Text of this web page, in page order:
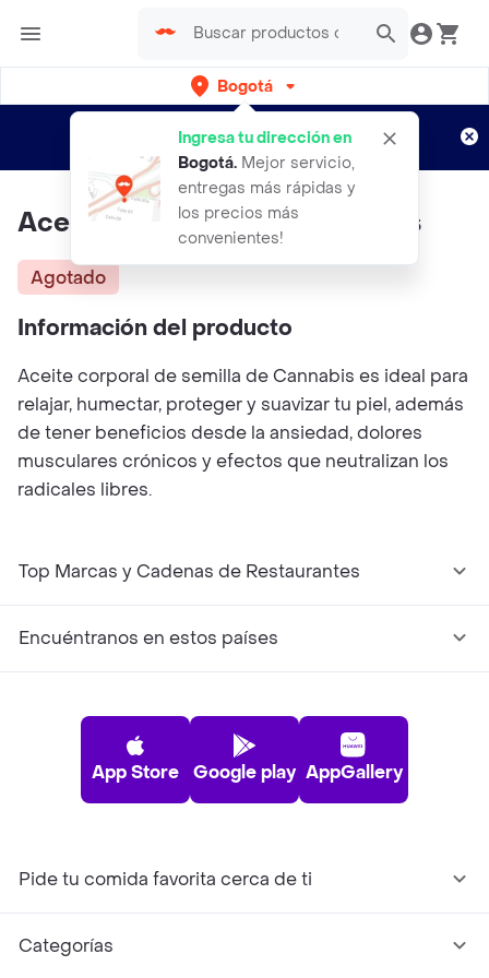
Bogotá
Ingresa tu dirección en
Bogotá. Mejor servicio,
entregas más rápidas y
los precios más
convenientes!
envíos gratis por semanas
Aplican TyC
Aceite Cannabis X250ml Athos
Agotado
Información del producto
Aceite corporal de semilla de Cannabis es ideal para
relajar, humectar, proteger y suavizar tu piel, además
de tener beneficios desde la ansiedad, dolores
musculares crónicos y efectos que neutralizan los
radicales libres.
Top Marcas y Cadenas de Restaurantes
Encuéntranos en estos países
App Store Google play AppGallery
Pide tu comida favorita cerca de ti
Categorías